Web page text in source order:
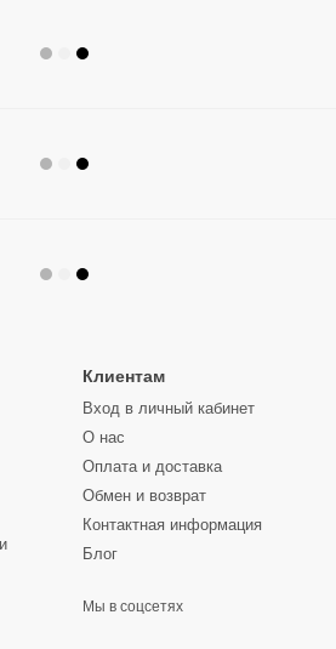
Клиентам
Вход в личный кабинет
О нас
Оплата и доставка
Обмен и возврат
Контактная информация
Блог
Мы в соцсетях